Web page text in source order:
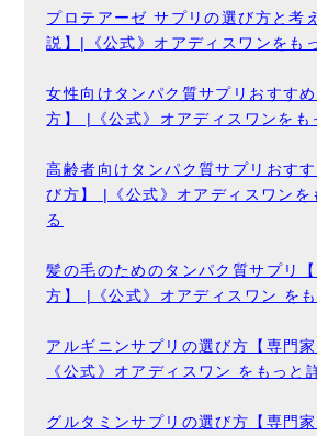
プロテアーゼ サプリの選び方と考
説】|《公式》オアディスワンをも
女性向けタンパク質サプリおすす
方】 |《公式》オアディスワンをも
高齢者向けタンパク質サプリおす
び方】 |《公式》オアディスワンを
る
髪の毛のためのタンパク質サプリ
方】 |《公式》オアディスワン を
アルギニンサプリの選び方【専門
《公式》オアディスワン をもっと
グルタミンサプリの選び方【専門